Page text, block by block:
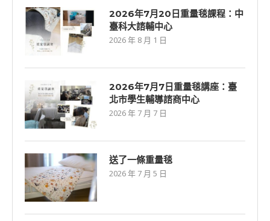
2026年7月20日重量毯課程：中
臺科大諮輔中心
2026 年 8 月 1 日
2026年7⽉7⽇重量毯講座：臺
北市學生輔導諮商中心
2026 年 7 月 7 日
送了一條重量毯
2026 年 7 月 5 日